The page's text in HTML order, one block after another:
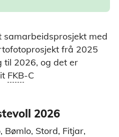
med
frå 2025
til 2026, og det er
FKBer en samling datasett med
De er et resultat av et
energiverkene og
og til geografiske analyser.
1:500 til 1:30 000.
-C
2026
Stord, Fitjar,